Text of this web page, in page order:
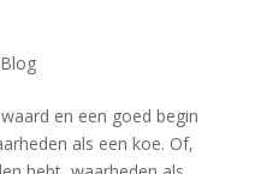
Blog
en een goed begin
als een koe. Of,